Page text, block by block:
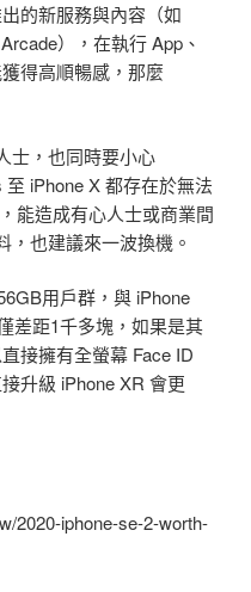
的新服務與內容（如
），在執行 App、
得高順暢感，那麼
士，也同時要小心
iPhone X 都存在於無法
能造成有心人士或商業間
，也建議來一波換機。
用戶群，與 iPhone
差距1千多塊，如果是其
接擁有全螢幕 Face ID
升級 iPhone XR 會更
2020-iphone-se-2-worth-